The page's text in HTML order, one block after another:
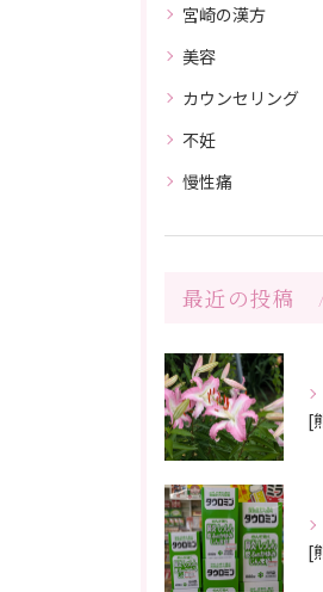
宮崎の漢方
美容
カウンセリング
不妊
慢性痛
最近の投稿